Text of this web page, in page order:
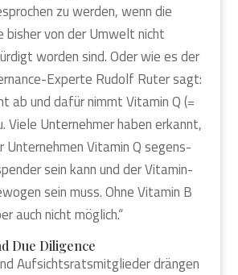
zu wer­den, wenn die
bis­her von der Umwelt nicht
wor­den sind. Oder wie es der
Exper­te Rudolf Ruter sagt:
ab und dafür nimmt Vit­amin Q (=
Vie­le Unter­neh­mer haben erkannt,
Unter­neh­men Vit­amin Q segens­
sein kann und der Vit­amin-
sein muss. Ohne Vit­amin B
auch nicht mög­lich.“
Due Dili­gence
Auf­sichts­rats­mit­glie­der drän­gen